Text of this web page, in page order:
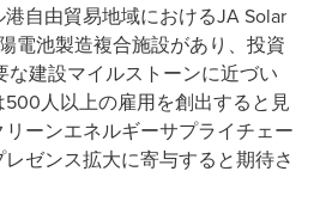
自由貿易地域におけるJA Solar
電池製造複合施設があり、投資
建設マイルストーンに近づい
人以上の雇用を創出すると見
ーンエネルギーサプライチェー
ゼンス拡大に寄与すると期待さ